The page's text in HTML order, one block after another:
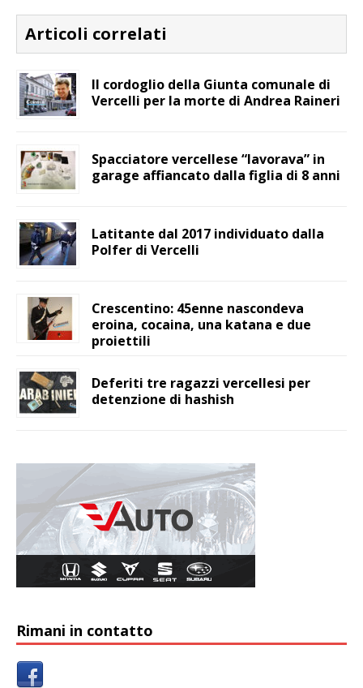
Articoli correlati
Il cordoglio della Giunta comunale di
Vercelli per la morte di Andrea Raineri
Spacciatore vercellese “lavorava” in
garage affiancato dalla figlia di 8 anni
Latitante dal 2017 individuato dalla
Polfer di Vercelli
Crescentino: 45enne nascondeva
eroina, cocaina, una katana e due
proiettili
Deferiti tre ragazzi vercellesi per
detenzione di hashish
Rimani in contatto